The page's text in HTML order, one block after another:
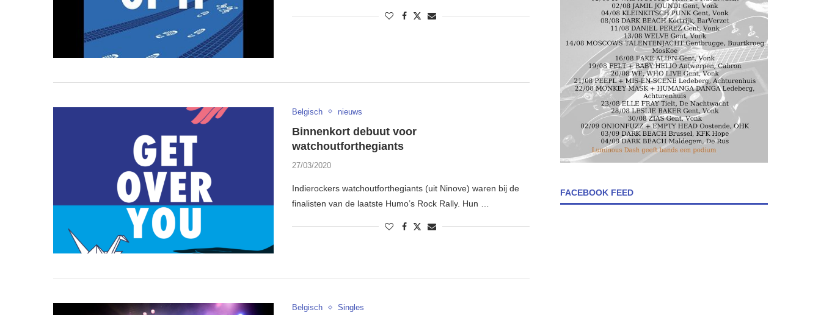
Belgisch nieuws
Binnenkort debuut voor
watchoutforthegiants
27/03/2020
Indierockers watchoutforthegiants (uit Ninove) waren bij de
finalisten van de laatste Humo’s Rock Rally. Hun …
Belgisch Singles
FACEBOOK FEED